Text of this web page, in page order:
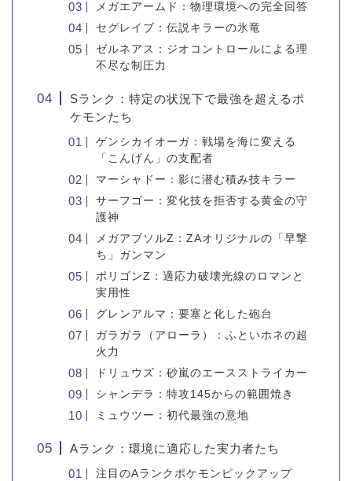
メガエアームド：物理環境への完全回答
セグレイブ：伝説キラーの氷竜
ゼルネアス：ジオコントロールによる理
不尽な制圧力
Sランク：特定の状況下で最強を超えるポ
ケモンたち
ゲンシカイオーガ：戦場を海に変える
「こんげん」の支配者
マーシャドー：影に潜む積み技キラー
サーフゴー：変化技を拒否する黄金の守
護神
メガアブソルZ：ZAオリジナルの「早撃
ち」ガンマン
ポリゴンZ：適応力破壊光線のロマンと
実用性
グレンアルマ：要塞と化した砲台
ガラガラ（アローラ）：ふといホネの超
火力
ドリュウズ：砂嵐のエースストライカー
シャンデラ：特攻145からの範囲焼き
ミュウツー：初代最強の意地
Aランク：環境に適応した実力者たち
注目のAランクポケモンピックアップ